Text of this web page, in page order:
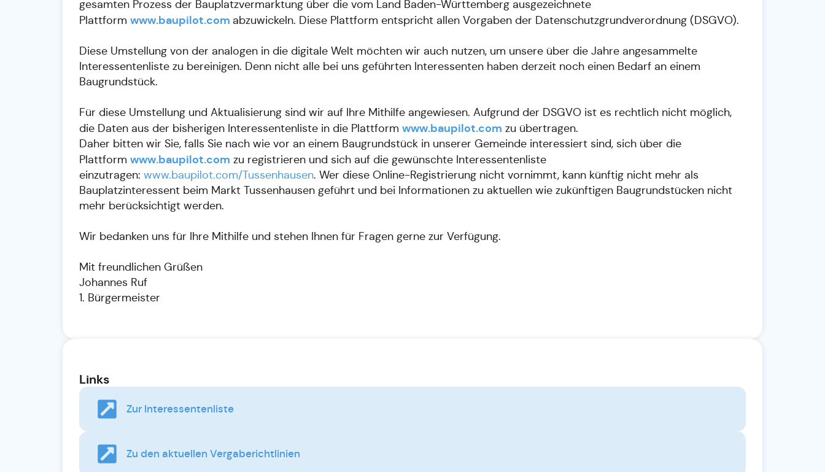
gesamten Prozess der Bauplatzvermarktung über die vom Land Baden-Württemberg ausgezeichnete
Plattform www.baupilot.com abzuwickeln. Diese Plattform entspricht allen Vorgaben der Datenschutzgrundverordnung (DSGVO).
Diese Umstellung von der analogen in die digitale Welt möchten wir auch nutzen, um unsere über die Jahre angesammelte
Interessentenliste zu bereinigen. Denn nicht alle bei uns geführten Interessenten haben derzeit noch einen Bedarf an einem
Baugrundstück.
Für diese Umstellung und Aktualisierung sind wir auf Ihre Mithilfe angewiesen. Aufgrund der DSGVO ist es rechtlich nicht möglich,
die Daten aus der bisherigen Interessentenliste in die Plattform www.baupilot.com zu übertragen.
Daher bitten wir Sie, falls Sie nach wie vor an einem Baugrundstück in unserer Gemeinde interessiert sind, sich über die
Plattform www.baupilot.com zu registrieren und sich auf die gewünschte Interessentenliste
einzutragen: www.baupilot.com/Tussenhausen. Wer diese Online-Registrierung nicht vornimmt, kann künftig nicht mehr als
Bauplatzinteressent beim Markt Tussenhausen geführt und bei Informationen zu aktuellen wie zukünftigen Baugrundstücken nicht
mehr berücksichtigt werden.
Wir bedanken uns für Ihre Mithilfe und stehen Ihnen für Fragen gerne zur Verfügung.
Mit freundlichen Grüßen
Johannes Ruf
1. Bürgermeister
Links
Zur Interessentenliste
Zu den aktuellen Vergaberichtlinien